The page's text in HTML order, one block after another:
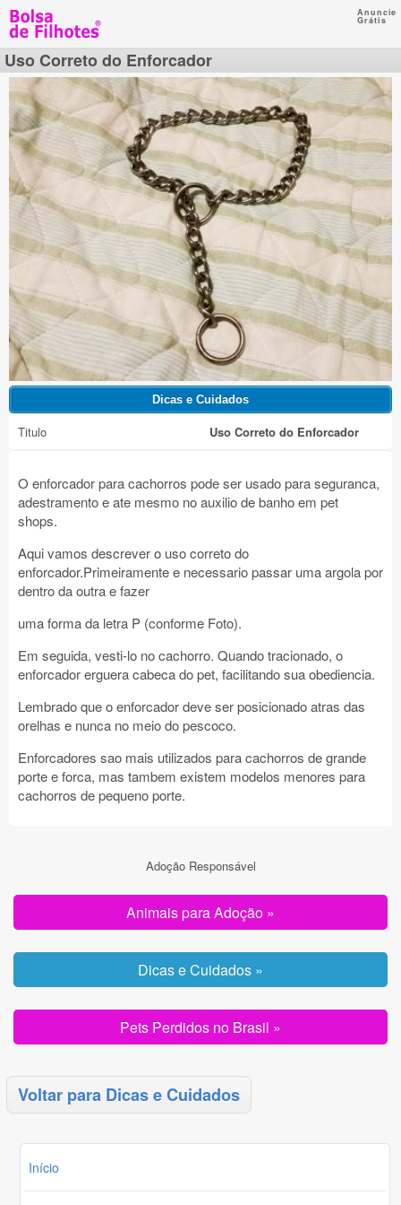
Anuncie
Grátis
Uso Correto do Enforcador
Titulo Uso Correto do Enforcador
O enforcador para cachorros pode ser usado para seguranca,
adestramento e ate mesmo no auxilio de banho em pet
shops.
Aqui vamos descrever o uso correto do
enforcador.Primeiramente e necessario passar uma argola por
dentro da outra e fazer
uma forma da letra P (conforme Foto).
Em seguida, vesti-lo no cachorro. Quando tracionado, o
enforcador erguera cabeca do pet, facilitando sua obediencia.
Lembrado que o enforcador deve ser posicionado atras das
orelhas e nunca no meio do pescoco.
Enforcadores sao mais utilizados para cachorros de grande
porte e forca, mas tambem existem modelos menores para
cachorros de pequeno porte.
Adoção Responsável
Animais para Adoção »
Dicas e Cuidados »
Pets Perdidos no Brasil »
Voltar para Dicas e Cuidados
Início